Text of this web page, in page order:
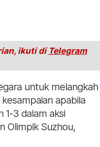
ikuti di Telegram
untuk melangkah
apabila
1-3 dalam aksi
Olimpik Suzhou,